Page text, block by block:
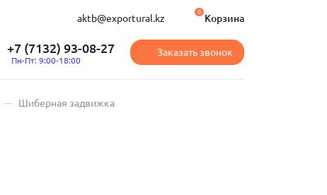
aktb@exportural.kz Корзина
0
+7 (7132) 93-08-27
Пн-Пт: 9:00-18:00
Заказать звонок
Шиберная задвижка